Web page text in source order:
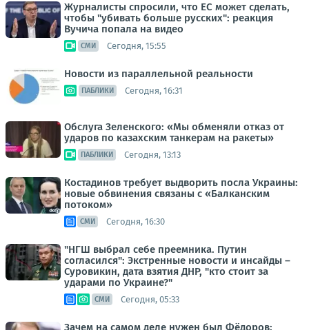
Журналисты спросили, что ЕС может сделать,
чтобы "убивать больше русских": реакция
Вучича попала на видео
СМИ Сегодня, 15:55
Новости из параллельной реальности
ПАБЛИКИ Сегодня, 16:31
Обслуга Зеленского: «Мы обменяли отказ от
ударов по казахским танкерам на ракеты»
ПАБЛИКИ Сегодня, 13:13
Костадинов требует выдворить посла Украины:
новые обвинения связаны с «Балканским
потоком»
СМИ Сегодня, 16:30
"НГШ выбрал себе преемника. Путин
согласился": Экстренные новости и инсайды –
Суровикин, дата взятия ДНР, "кто стоит за
ударами по Украине?"
СМИ Сегодня, 05:33
Зачем на самом деле нужен был Фёдоров: